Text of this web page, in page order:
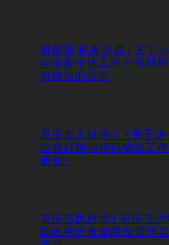
财政部 税务总局 | 关于
企业和个体工商户所得
惠政策的公告
重庆市人社局 | 《关于进
步做好创业担保贷款工
通知》
重庆市民政局 | 重庆市沙
坝区社区食堂建设管理